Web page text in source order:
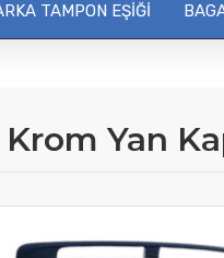
TAMPON EŞIĞI
Yan